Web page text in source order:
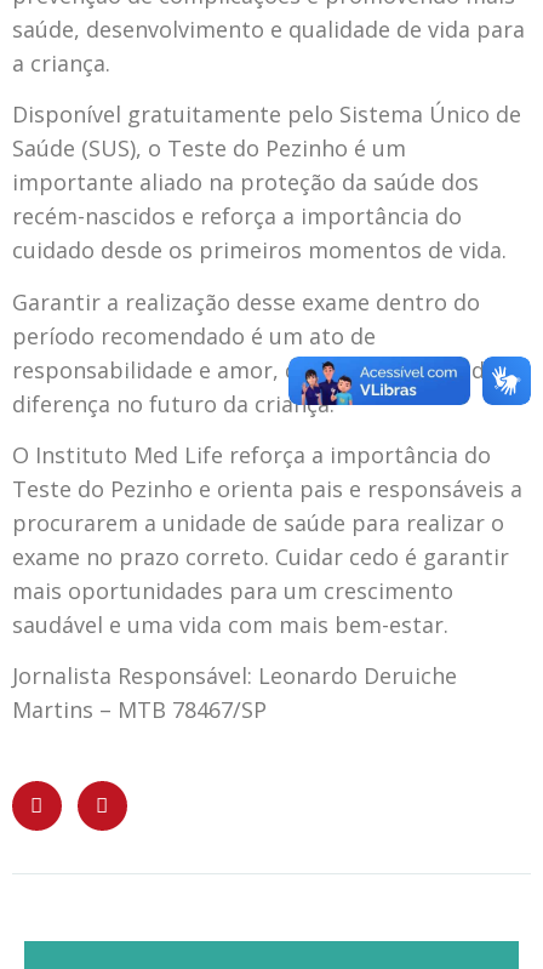
saúde, desenvolvimento e qualidade de vida para
a criança.
Disponível gratuitamente pelo Sistema Único de
Saúde (SUS), o Teste do Pezinho é um
importante aliado na proteção da saúde dos
recém-nascidos e reforça a importância do
cuidado desde os primeiros momentos de vida.
Garantir a realização desse exame dentro do
período recomendado é um ato de
responsabilidade e amor, que pode fazer toda a
diferença no futuro da criança.
O Instituto Med Life reforça a importância do
Teste do Pezinho e orienta pais e responsáveis a
procurarem a unidade de saúde para realizar o
exame no prazo correto. Cuidar cedo é garantir
mais oportunidades para um crescimento
saudável e uma vida com mais bem-estar.
Jornalista Responsável: Leonardo Deruiche
Martins – MTB 78467/SP